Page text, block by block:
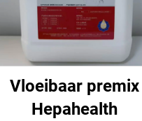
Vloeibaar premix
Hepahealth